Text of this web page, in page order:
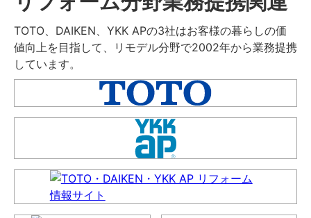
TOTO、DAIKEN、YKK APの3社はお客様の暮らしの価
値向上を目指して、リモデル分野で2002年から業務提携
しています。